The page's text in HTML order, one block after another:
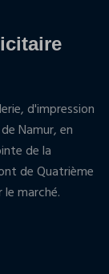
d'impression
Namur, en
de la
de Quatrième
marché.